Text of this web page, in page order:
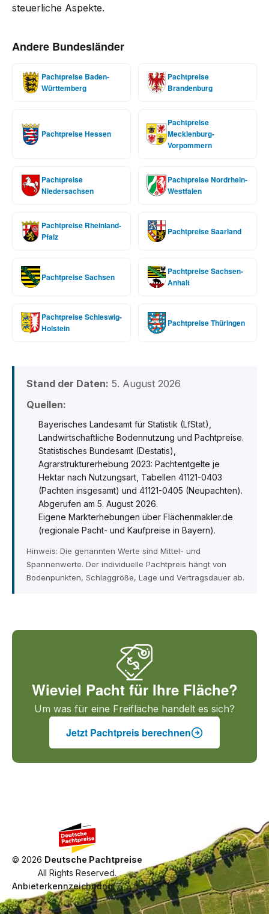
steuerliche Aspekte.
Andere Bundesländer
Pachtpreise Baden-
Württemberg
Pachtpreise
Brandenburg
Pachtpreise Hessen
Pachtpreise
Mecklenburg-
Vorpommern
Pachtpreise
Niedersachsen
Pachtpreise Nordrhein-
Westfalen
Pachtpreise Rheinland-
Pfalz
Pachtpreise Saarland
Pachtpreise Sachsen
Pachtpreise Sachsen-
Anhalt
Pachtpreise Schleswig-
Holstein
Pachtpreise Thüringen
Stand der Daten: 5. August 2026
Quellen:
Bayerisches Landesamt für Statistik (LfStat),
Landwirtschaftliche Bodennutzung und Pachtpreise.
Statistisches Bundesamt (Destatis),
Agrarstrukturerhebung 2023: Pachtentgelte je
Hektar nach Nutzungsart, Tabellen 41121-0403
(Pachten insgesamt) und 41121-0405 (Neupachten).
Abgerufen am 5. August 2026.
Eigene Markterhebungen über Flächenmakler.de
(regionale Pacht- und Kaufpreise in Bayern).
Hinweis: Die genannten Werte sind Mittel- und
Spannenwerte. Der individuelle Pachtpreis hängt von
Bodenpunkten, Schlaggröße, Lage und Vertragsdauer ab.
Wieviel Pacht für Ihre Fläche?
Um was für eine Freifläche handelt es sich?
Jetzt Pachtpreis berechnen
© 2026 Deutsche Pachtpreise
All Rights Reserved.
Anbieterkennzeichnung